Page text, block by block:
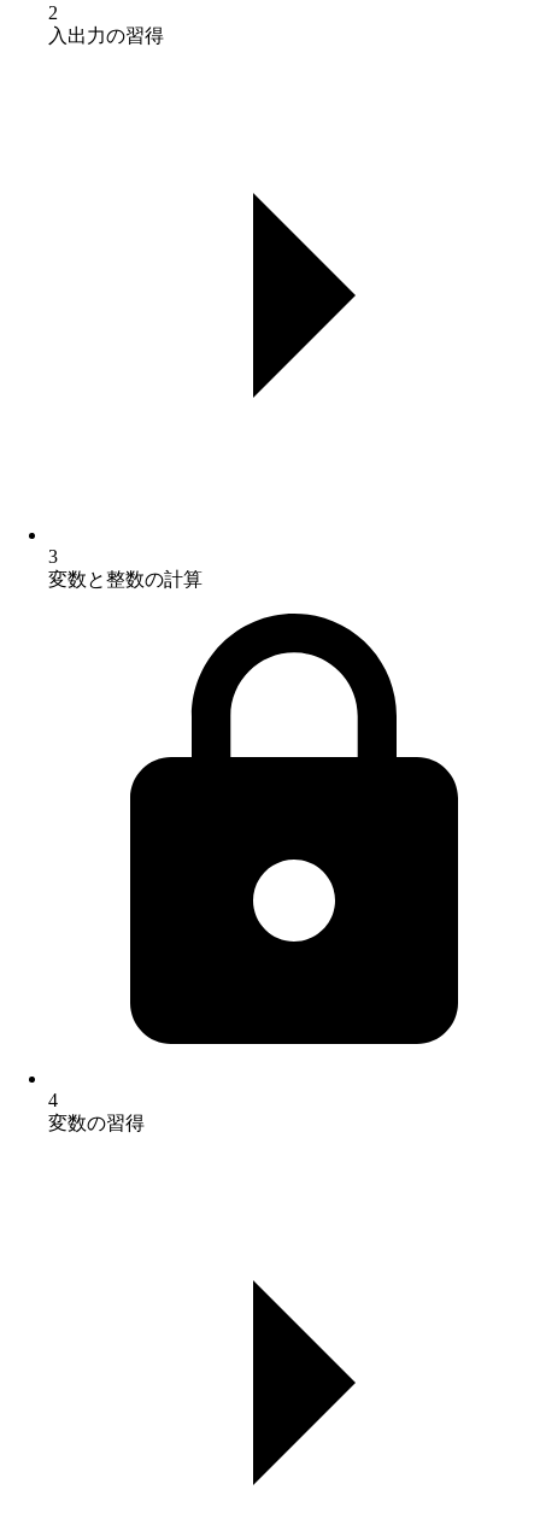
2
入出力の習得
3
変数と整数の計算
4
変数の習得